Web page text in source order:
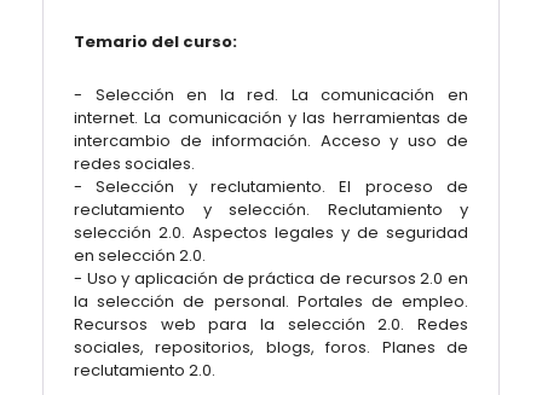
Temario del curso:
- Selección en la red. La comunicación en
internet. La comunicación y las herramientas de
intercambio de información. Acceso y uso de
redes sociales.
- Selección y reclutamiento. El proceso de
reclutamiento y selección. Reclutamiento y
selección 2.0. Aspectos legales y de seguridad
en selección 2.0.
- Uso y aplicación de práctica de recursos 2.0 en
la selección de personal. Portales de empleo.
Recursos web para la selección 2.0. Redes
sociales, repositorios, blogs, foros. Planes de
reclutamiento 2.0.